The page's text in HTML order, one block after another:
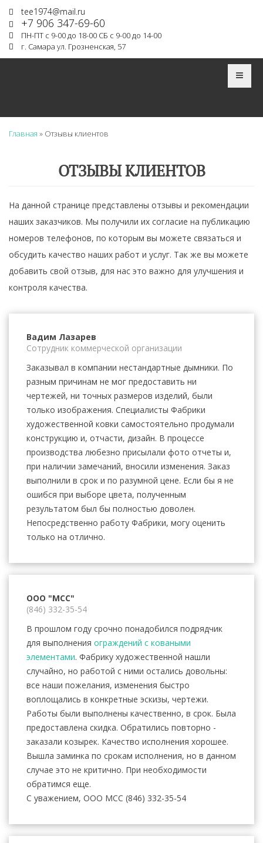
tee1974@mail.ru
+7 906 347-69-60
ПН-ПТ с 9-00 до 18-00 СБ с 9-00 до 14-00
г. Самара ул. Грозненская, 57
Главная » Отзывы клиентов
ОТЗЫВЫ КЛИЕНТОВ
На данной странице представлены отзывы и рекомендации
наших заказчиков. Мы получили их согласие на публикацию
номеров телефонов, по которым вы можете связаться и
обсудить качество наших работ и услуг. Так же вы можете
добавить свой отзыв, для нас это важно для улучшения и
контроля качества.
Вадим Лазарев
Сотрудник коммерческой организации
Заказывал в компании нестандартные дымники. По
разным причинам не мог предоставить ни
чертежей, ни точных размеров изделий, были
только изображения. Специалисты Фабрики
художественной ковки самостоятельно продумали
конструкцию и, отчасти, дизайн. В процессе
производства любезно присылали фото отчеты и,
при наличии замечаний, вносили изменения. Заказ
выполнили в срок и по разумной цене. Если бы я не
ошибся при выборе цвета, полученным
результатом был бы полностью доволен.
Непосредственно работу Фабрики, могу оценить
только на отлично.
ООО "МСС"
(846) 332-35-54
В прошлом году срочно понадобился подрядчик
для выполнения ограждений с коваными
элементами. Фабрику художественной нашли
случайно, но работой с ними остались довольны:
все наши пожелания, изменения быстро
воплощались в конкретные эскизы, чертежи.
Работы были выполнены качественно, в срок. Была
предоставлена скидка. Обратились повторно -
заказали козырек. Качество исполнения хорошее.
Вышла заминка по срокам исполнения, но в данном
случае это не критично. При необходимости
обратимся еще.
С уважением, ООО МСС (846) 332-35-54